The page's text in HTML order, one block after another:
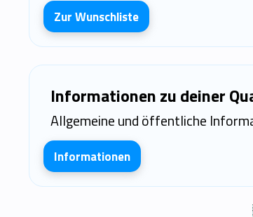
Zur Wunschliste
Informationen zu deiner
Allgemeine und öffentliche
Informationen